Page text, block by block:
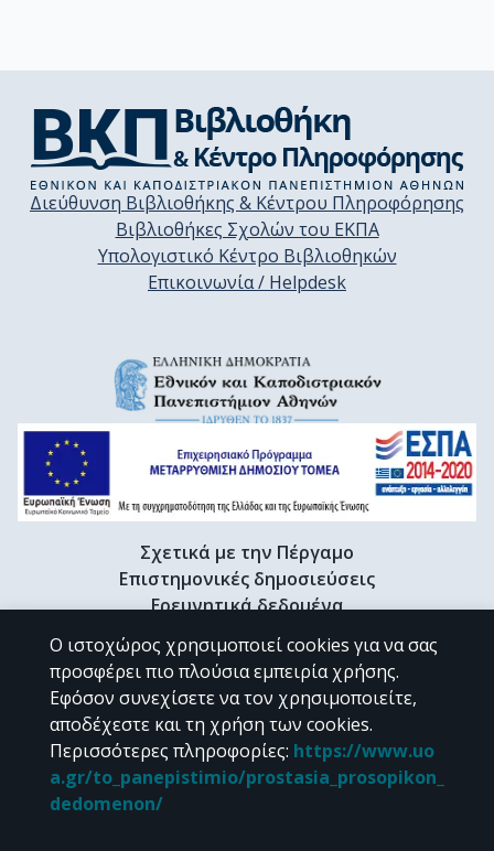
Διεύθυνση Βιβλιοθήκης & Κέντρου Πληροφόρησης
Βιβλιοθήκες Σχολών του ΕΚΠΑ
Υπολογιστικό Κέντρο Βιβλιοθηκών
Επικοινωνία / Helpdesk
Σχετικά με την Πέργαμο
Επιστημονικές δημοσιεύσεις
Ερευνητικά δεδομένα
Διδακτορικές διατριβές & Γκρίζα βιβλιογραφία
Προφίλ Ερευνητή
CC BY-NC 4.0
Εκτός αν αναφέρεται διαφορετικά, το υλικό της "Περγάμου" διατίθεται
Ο ιστοχώρος χρησιμοποιεί cookies για να σας
προσφέρει πιο πλούσια εμπειρία χρήσης.
Εφόσον συνεχίσετε να τον χρησιμοποιείτε,
αποδέχεστε και τη χρήση των cookies.
Περισσότερες πληροφορίες: https://www.uo
a.gr/to_panepistimio/prostasia_prosopikon_
dedomenon/